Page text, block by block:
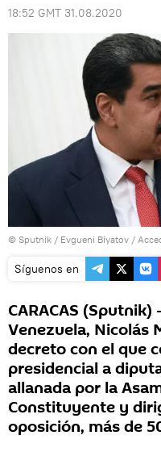
18:52 GMT 31.08.2020
© Sputnik / Evgueni Biyatov /
Síguenos en
CARACAS
Venezuela, Nicolás
decreto con el que
presidencial a
allanada por la
Constituyente y
oposición, más de